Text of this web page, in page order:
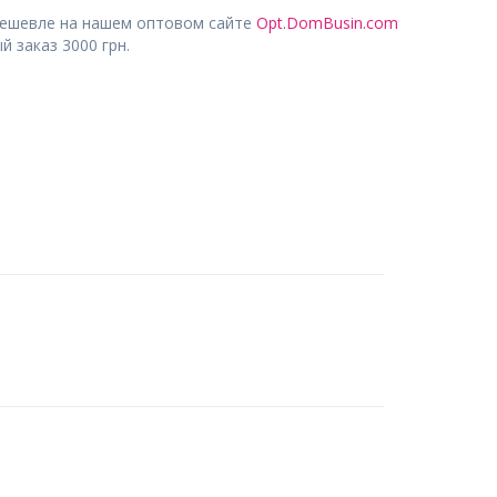
на нашем оптовом сайте Opt.DomBusin.com
заказ 3000 грн.